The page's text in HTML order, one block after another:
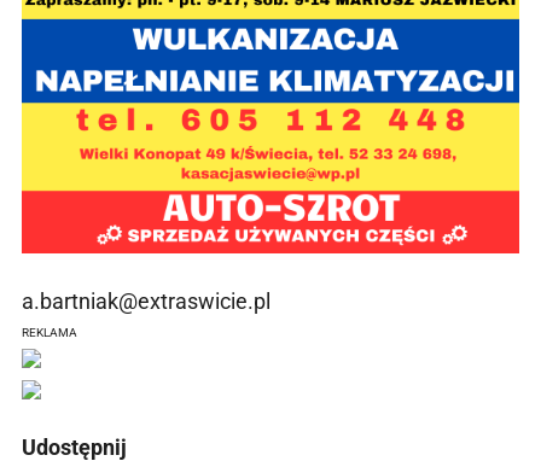
a.bartniak@extraswicie.pl
REKLAMA
Udostępnij